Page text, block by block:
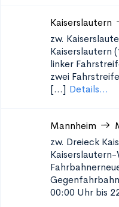
Kaiserslautern
zw.
Kaiserslautern
linker
zwei
[...] Details...
Mannheim
zw. Dreieck
Kaiserslautern-
00:00 Uhr bis